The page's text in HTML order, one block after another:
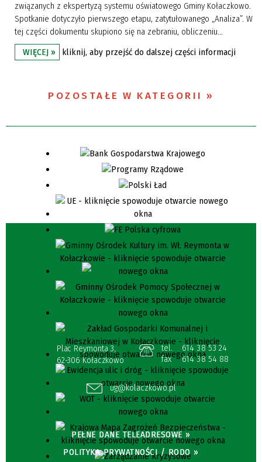
związanych z ekspertyzą systemu oświatowego Gminy Kołaczkowo.
Spotkanie dotyczyło pierwszego etapu, zatytułowanego „Analiza”. W
tej części dokumentu skupiono się na zebraniu, obliczeniu...
WIĘCEJ » kliknij, aby przejść do dalszej części informacji
POZOSTAŁE W KATEGORII
Plac Reymonta 3,
62-306 Kołaczkowo
tel.
614 38 53 24
fax
614 38 54 88
ug@kolaczkowo.pl
PEŁNE DANE TELEADRESOWE »
POLITYKA PRYWATNOŚCI / RODO »